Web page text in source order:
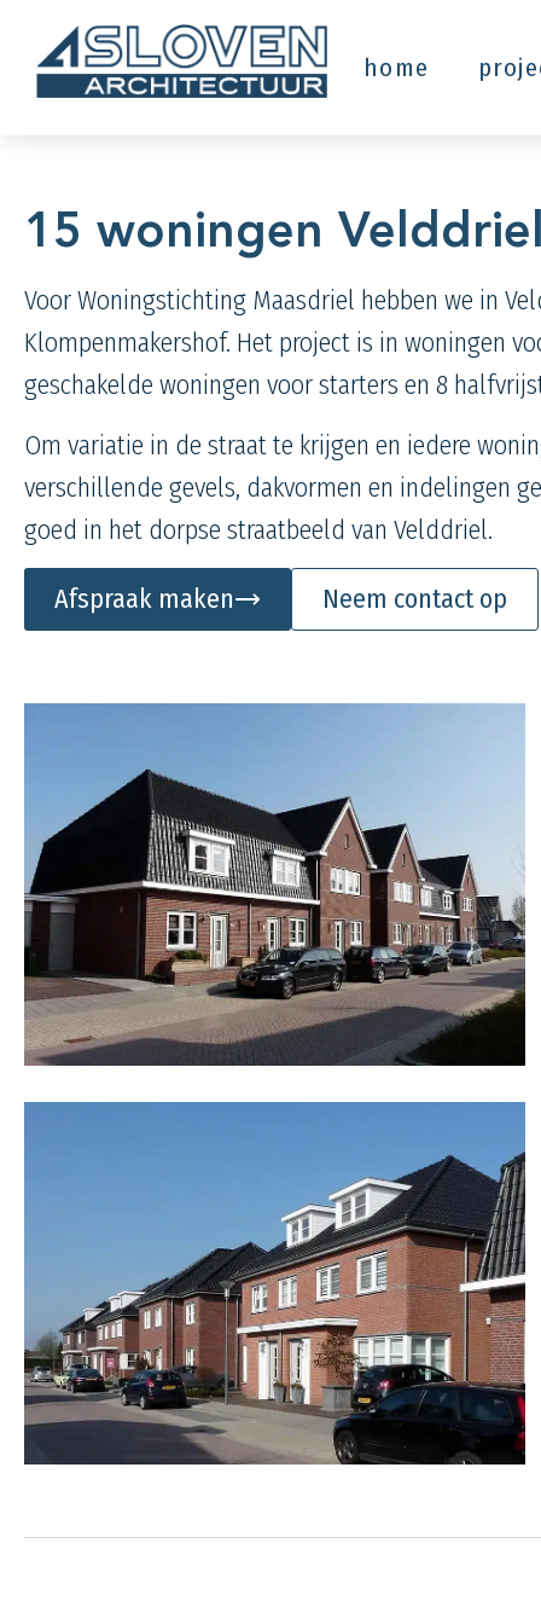
home
15 woningen
Voor Woningstichting Maasdriel hebben we in
Klompenmakershof. Het project is in woningen
geschakelde woningen voor starters en 8
Om variatie in de straat te krijgen en iedere
verschillende gevels, dakvormen en indelingen
goed in het dorpse straatbeeld van Velddriel.
Afspraak maken Neem contact op